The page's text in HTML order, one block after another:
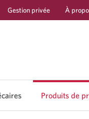
Gestion privée À
Produits de
aux